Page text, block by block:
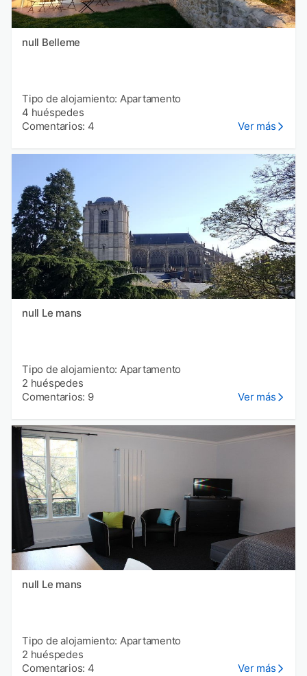
null Belleme
Tipo de alojamiento: Apartamento
4 huéspedes
Comentarios: 4
Ver más
null Le mans
Tipo de alojamiento: Apartamento
2 huéspedes
Comentarios: 9
Ver más
null Le mans
Tipo de alojamiento: Apartamento
2 huéspedes
Comentarios: 4
Ver más